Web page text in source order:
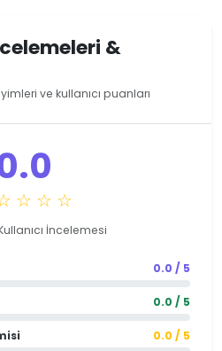
&
ve kullanıcı puanları
☆ ☆ ☆
İncelemesi
0.0 / 5
0.0 / 5
0.0 / 5